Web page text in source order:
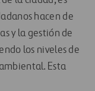
hacen de
y la gestión de
los niveles de
Esta